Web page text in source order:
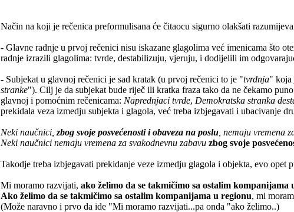
Način na koji je rečenica preformulisana će čitaocu sigurno olakšati
- Glavne radnje u prvoj rečenici nisu iskazane glagolima već imenicama što
radnje izrazili glagolima: tvrde, destabilizuju, vjeruju, i dodijelili im
- Subjekat u glavnoj rečenici je sad kratak (u prvoj rečenici to je "tvrdnja" koja
stranke"). Cilj je da subjekat bude riječ ili kratka fraza tako da ne čekamo
glavnoj i pomoćnim rečenicama: Naprednjaci tvrde, Demokratska stranka
prekidala veza izmedju subjekta i glagola, već treba izbjegavati i ubacivanje
Neki naučnici, zbog svoje posvećenosti i obaveza na poslu , nemaju vremena
Neki naučnici nemaju vremena za svakodnevnu zabavu zbog svoje
Takodje treba izbjegavati prekidanje veze izmedju glagola i objekta, evo opet
Mi moramo razvijati, ako želimo da se takmičimo sa ostalim kompanijama
Ako želimo da se takmičimo sa ostalim kompanijama u regionu, mi
(Može naravno i prvo da ide "Mi moramo razvijati...pa onda "ako želimo..)